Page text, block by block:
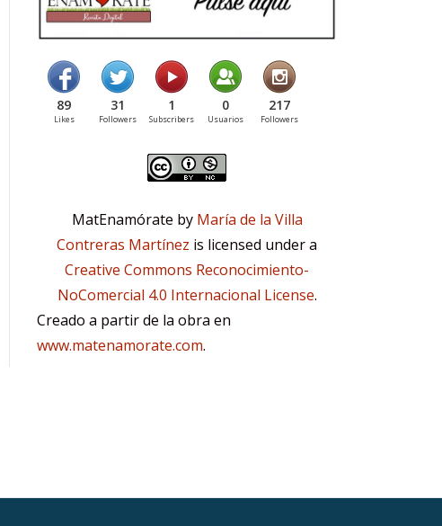
89
Likes
31
Followers
1
Subscribers
0
Usuarios
217
Followers
MatEnamórate by María de la Villa
Contreras Martínez is licensed under a
Creative Commons Reconocimiento-
NoComercial 4.0 Internacional License.
Creado a partir de la obra en
www.matenamorate.com.